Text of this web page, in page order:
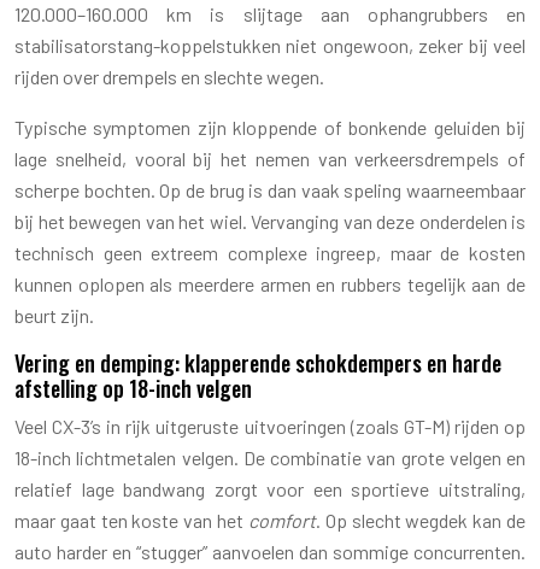
120.000–160.000 km is slijtage aan ophangrubbers en
stabilisatorstang-koppelstukken niet ongewoon, zeker bij veel
rijden over drempels en slechte wegen.
Typische symptomen zijn kloppende of bonkende geluiden bij
lage snelheid, vooral bij het nemen van verkeersdrempels of
scherpe bochten. Op de brug is dan vaak speling waarneembaar
bij het bewegen van het wiel. Vervanging van deze onderdelen is
technisch geen extreem complexe ingreep, maar de kosten
kunnen oplopen als meerdere armen en rubbers tegelijk aan de
beurt zijn.
Vering en demping: klapperende schokdempers en harde
afstelling op 18-inch velgen
Veel CX-3’s in rijk uitgeruste uitvoeringen (zoals GT-M) rijden op
18-inch lichtmetalen velgen. De combinatie van grote velgen en
relatief lage bandwang zorgt voor een sportieve uitstraling,
maar gaat ten koste van het comfort. Op slecht wegdek kan de
auto harder en “stugger” aanvoelen dan sommige concurrenten.